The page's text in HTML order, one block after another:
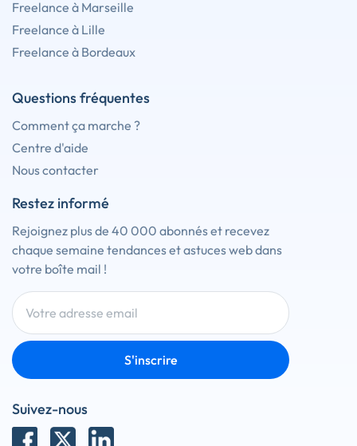
Freelance à Marseille
Freelance à Lille
Freelance à Bordeaux
Questions fréquentes
Comment ça marche ?
Centre d'aide
Nous contacter
Restez informé
Rejoignez plus de 40 000 abonnés et recevez
chaque semaine tendances et astuces web dans
votre boîte mail !
S'inscrire
Suivez-nous